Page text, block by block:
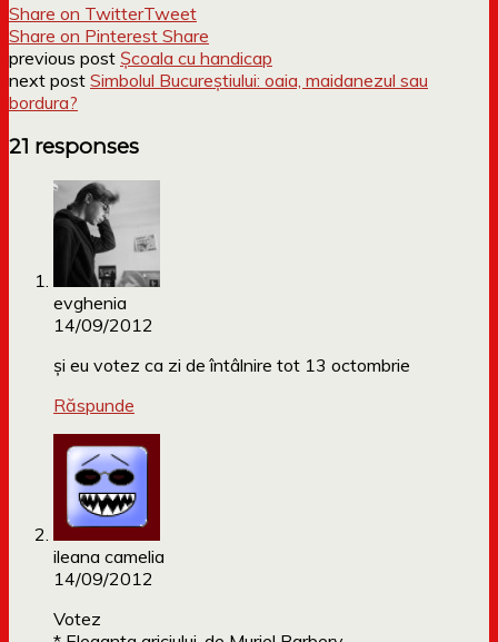
Share on TwitterTweet
Share on Pinterest Share
previous post Școala cu handicap
next post Simbolul Bucureștiului: oaia, maidanezul sau
bordura?
21 responses
evghenia
14/09/2012
şi eu votez ca zi de întâlnire tot 13 octombrie
Răspunde
ileana camelia
14/09/2012
Votez